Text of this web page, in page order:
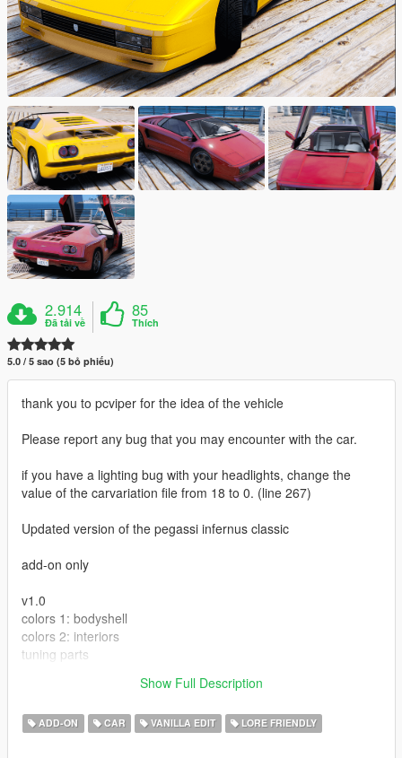
2.914
Đã tải về
85
Thích
5.0 / 5 sao (5 bỏ phiếu)
thank you to pcviper for the idea of ​​the vehicle
Please report any bug that you may encounter with the car.
if you have a lighting bug with your headlights, change the
value of the carvariation file from 18 to 0. (line 267)
Updated version of the pegassi infernus classic
add-on only
v1.0
colors 1: bodyshell
colors 2: interiors
tuning parts
Show Full Description
ADD-ON CAR VANILLA EDIT LORE FRIENDLY